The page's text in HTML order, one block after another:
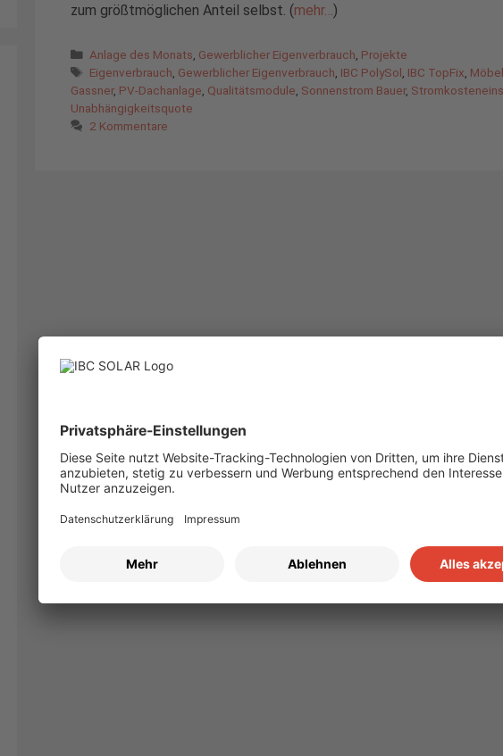
zum größtmöglichen Anteil selbst. (mehr… )
Kategorien
Anlage des Monats Gewerblicher Eigenverbrauch Projekte
Schlagwörter
Eigenverbrauch Gewerblicher Eigenverbrauch IBC PolySol IBC TopFix
Gassner, PV-Dachanlage Qualitätsmodule Sonnenstrom Bauer,
Unabhängigkeitsquote
2 Kommentare